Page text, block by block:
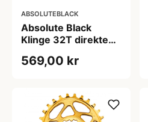
ABSOLUTEBLACK
Absolute Black
Klinge 32T direkte
SRAM GXP Guld
569,00 kr